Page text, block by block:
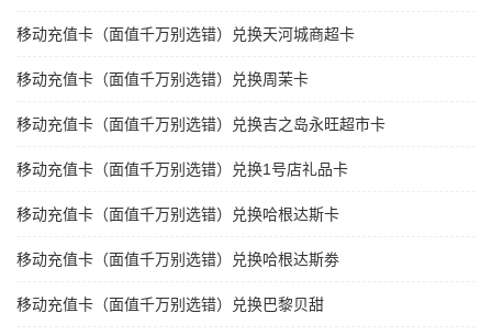
移动充值卡（面值千万别选错）兑换天河城商超卡
移动充值卡（面值千万别选错）兑换周茉卡
移动充值卡（面值千万别选错）兑换吉之岛永旺超市卡
移动充值卡（面值千万别选错）兑换1号店礼品卡
移动充值卡（面值千万别选错）兑换哈根达斯卡
移动充值卡（面值千万别选错）兑换哈根达斯劵
移动充值卡（面值千万别选错）兑换巴黎贝甜